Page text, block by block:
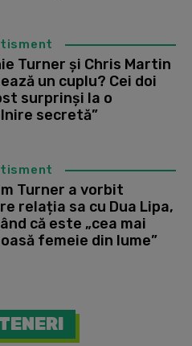
Turner și Chris Martin
un cuplu? Cei doi
surprinși la o
secretă”
Turner a vorbit
relația sa cu Dua Lipa,
că este „cea mai
femeie din lume”